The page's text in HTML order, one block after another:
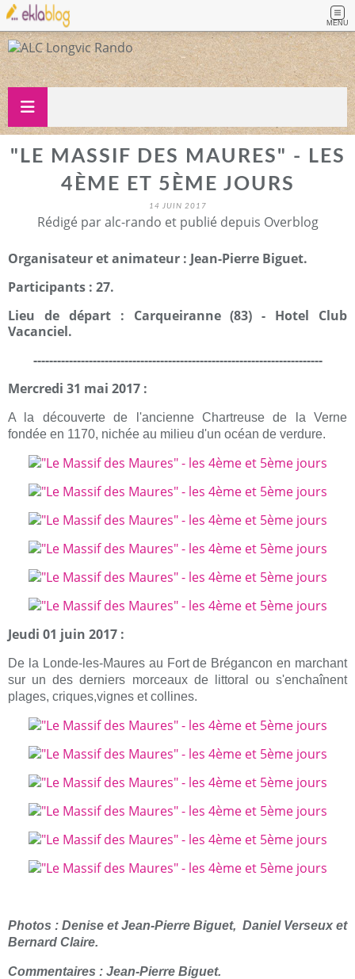
MENU
"LE MASSIF DES MAURES" - LES
4ÈME ET 5ÈME JOURS
14 JUIN 2017
Rédigé par alc-rando et publié depuis Overblog
Organisateur et animateur : Jean-Pierre Biguet.
Participants : 27.
Lieu de départ : Carqueiranne (83) - Hotel Club
Vacanciel.
-------------------------------------------------------------------------
Mercredi 31 mai 2017 :
A la découverte de l'ancienne Chartreuse de la Verne
fondée en 1170, nichée au milieu d'un océan de verdure.
Jeudi 01 juin 2017 :
De la Londe-les-Maures au Fort de Brégancon en marchant
sur un des derniers morceaux de littoral ou s'enchaînent
plages, criques,vignes et collines.
Photos : Denise et Jean-Pierre Biguet, Daniel Verseux et
Bernard Claire.
Commentaires : Jean-Pierre Biguet.